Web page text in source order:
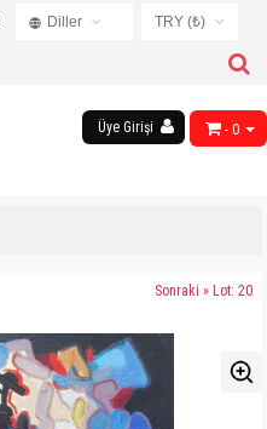
TRY (₺)
TRY (₺)
Diller
Russian
- 0
Üye Girişi
Sonraki » Lot: 20